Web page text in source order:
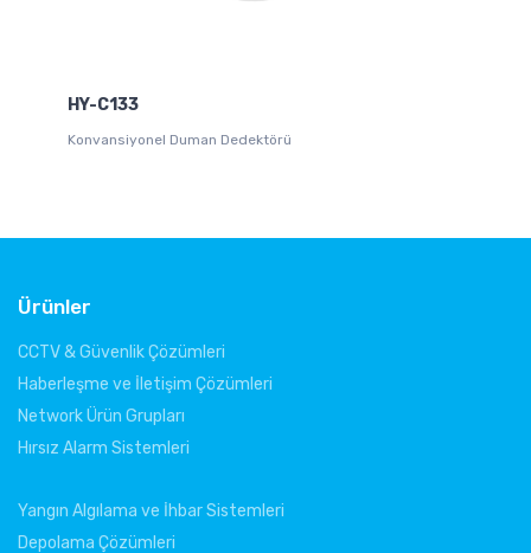
HY-C133
Konvansiyonel Duman Dedektörü
Ürünler
CCTV & Güvenlik Çözümleri
Haberleşme ve İletişim Çözümleri
Network Ürün Grupları
Hırsız Alarm Sistemleri
Yangın Algılama ve İhbar Sistemleri
Depolama Çözümleri